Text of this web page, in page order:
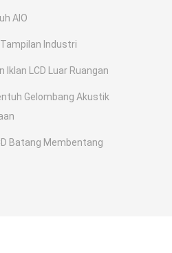
AIO
Industri
Iklan LCD Luar Ruangan
Gelombang Akustik
Batang Membentang